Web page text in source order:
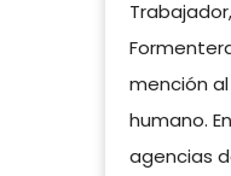
mención
humano.
agencias